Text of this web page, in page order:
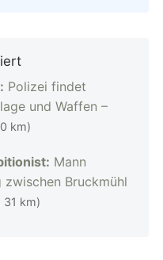
Polizei findet
und Waffen –
km)
Mann
Bruckmühl
31 km)